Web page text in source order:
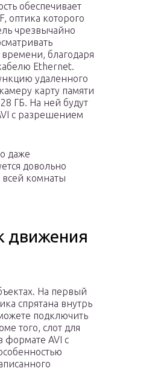
обеспечивает
оптика которого
чрезвычайно
благодаря
Ethernet.
удаленного
карту памяти
ГБ. На ней будут
с разрешением
даже
довольно
всей комнаты
движения
На первый
спрятана внутрь
подключить
того, слот для
формате AVI с